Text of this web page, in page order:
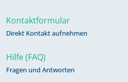
Kontaktformular
Direkt Kontakt aufnehmen
Hilfe (FAQ)
Fragen und Antworten